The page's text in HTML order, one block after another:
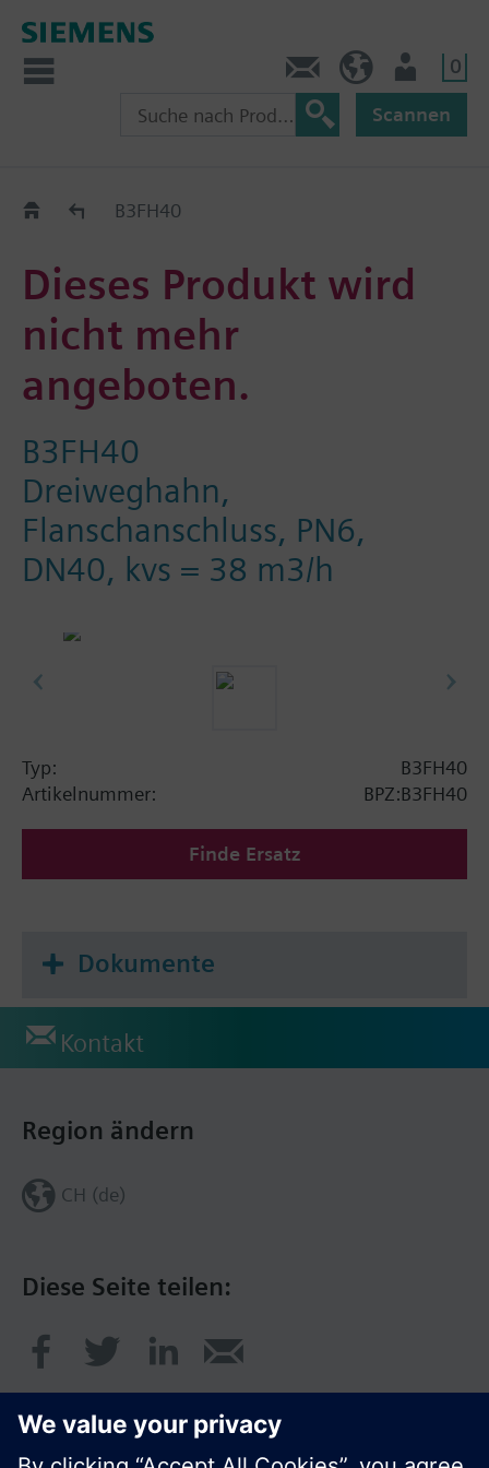
0
Scannen
Old2NewB3FH40
Dieses Produkt wird
nicht mehr
angeboten.
B3FH40
Dreiweghahn,
Flanschanschluss, PN6,
DN40, kvs = 38 m3/h
Typ:
B3FH40
Artikelnummer:
BPZ:B3FH40
Finde Ersatz
Dokumente
Kontakt
Diese Seite teilen:
Region ändern
CH (de)